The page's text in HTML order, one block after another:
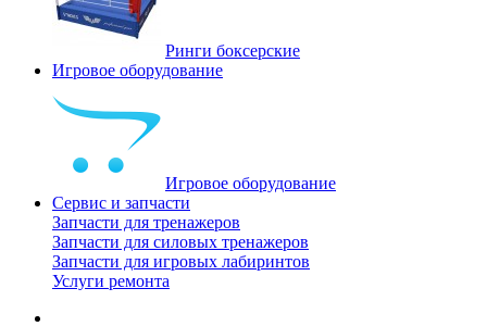
Ринги боксерские
Игровое оборудование
Игровое оборудование
Сервис и запчасти
Запчасти для тренажеров
Запчасти для силовых тренажеров
Запчасти для игровых лабиринтов
Услуги ремонта